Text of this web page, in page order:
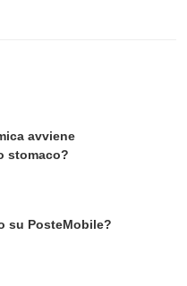
avviene
stomaco?
su PosteMobile?